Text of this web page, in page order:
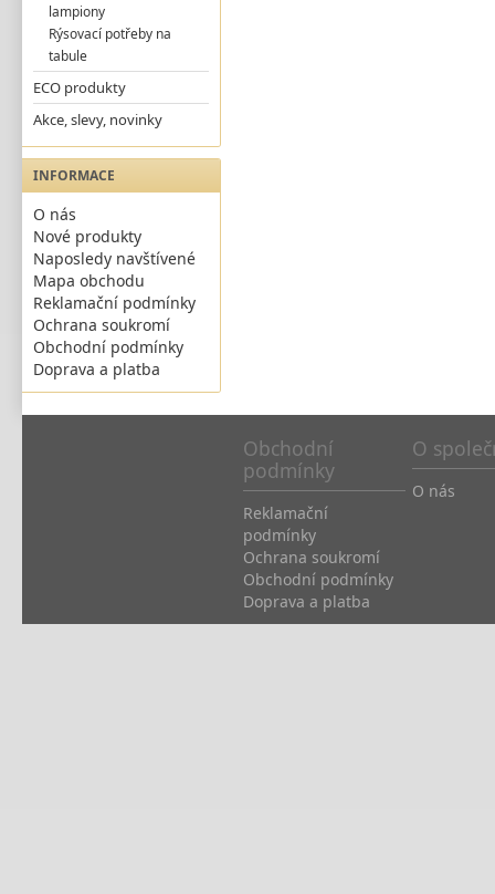
lampiony
Rýsovací potřeby na
tabule
ECO produkty
Akce, slevy, novinky
INFORMACE
O nás
Nové produkty
Naposledy navštívené
Mapa obchodu
Reklamační podmínky
Ochrana soukromí
Obchodní podmínky
Doprava a platba
Obchodní
podmínky
Reklamační
podmínky
Ochrana soukromí
Obchodní podmínky
Doprava a platba
O
O nás